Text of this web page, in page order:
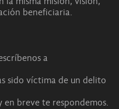
beneficiaria.
a
sido víctima de un delito
en breve te respondemos.